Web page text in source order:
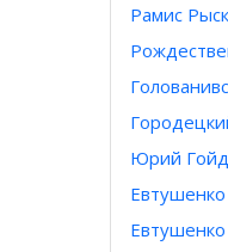
Рамис
Юрий